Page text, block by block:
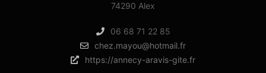
74290 Alex
06 68 71 22 85
chez.mayou@hotmail.fr
https://annecy-aravis-gite.fr